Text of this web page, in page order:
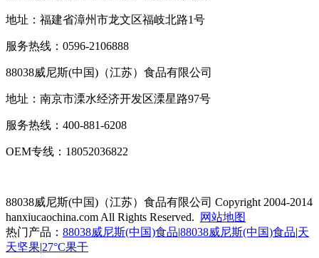
地址：福建省漳州市龙文区福岐北路1号
服务热线：0596-2106888
88038威尼斯(中国)（江苏）食品有限公司
地址：南京市溧水经济开发区溧星路97号
服务热线：400-881-6208
OEM专线：18052036822
88038威尼斯(中国)（江苏）食品有限公司 Copyright 2004-2014
hanxiucaochina.com All Rights Reserved.
网站地图
热门产品： 88038威尼斯(中国)食品|88038威尼斯(中国)食品|天
天坚果|27°C果干